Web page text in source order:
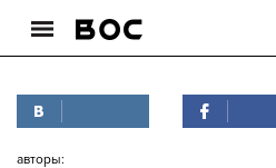
авторы: